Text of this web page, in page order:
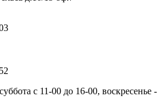
с 11-00 до 16-00, воскресенье -